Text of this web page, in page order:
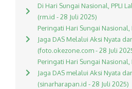
Di Hari Sungai Nasional, PPLI
(rm.id - 28 Juli 2025)
Peringati Hari Sungai Nasional,
Jaga DAS Melalui Aksi Nyata
(foto.okezone.com - 28 Juli
Peringati Hari Sungai Nasional,
Jaga DAS melalui Aksi Nyata
(sinarharapan.id - 28 Juli 2025)